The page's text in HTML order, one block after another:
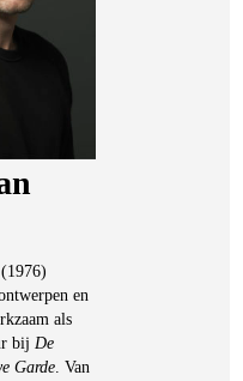
en
als
bijDe
Garde. Van